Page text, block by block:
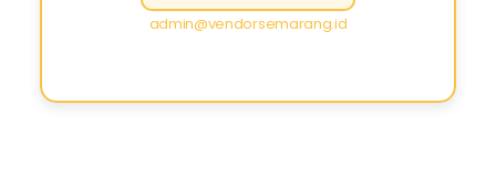
admin@vendorsemarang.id